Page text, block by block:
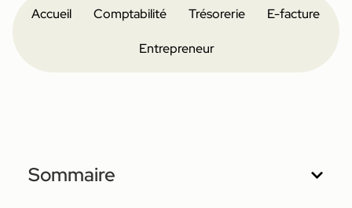
Accueil Comptabilité Trésorerie E-facture
Entrepreneur
Sommaire